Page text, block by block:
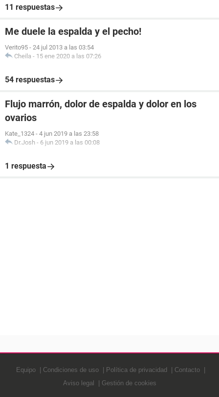
11 respuestas
Me duele la espalda y el pecho!
Verito95 - 24 jul 2013 a las 03:54
Cheila - 15 ene 2020 a las 07:26
54 respuestas
Flujo marrón, dolor de espalda y dolor en los
ovarios
Kate_1324 - 4 jun 2019 a las 23:58
Dr.Josh - 6 jun 2019 a las 00:08
1 respuesta
Equipo Condiciones de uso Política de privacidad
Contacto
Aviso legal
Gestión de cookies